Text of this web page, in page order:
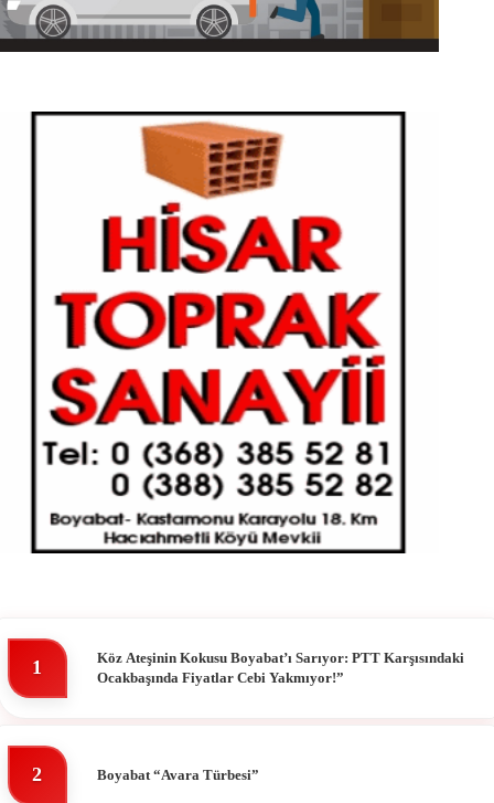
1
Köz Ateşinin Kokusu Boyabat’ı Sarıyor: PTT Karşısındaki
Ocakbaşında Fiyatlar Cebi Yakmıyor!”
2 Boyabat “Avara Türbesi”